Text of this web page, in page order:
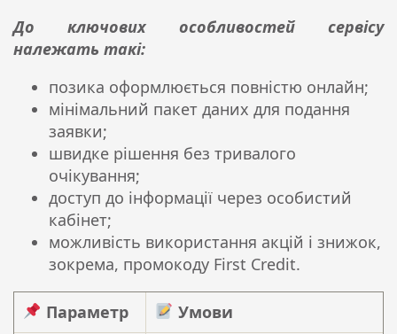
До ключових особливостей сервісу
належать такі:
позика оформлюється повністю онлайн;
мінімальний пакет даних для подання
заявки;
швидке рішення без тривалого
очікування;
доступ до інформації через особистий
кабінет;
можливість використання акцій і знижок,
зокрема, промокоду First Credit.
Параметр
Умови